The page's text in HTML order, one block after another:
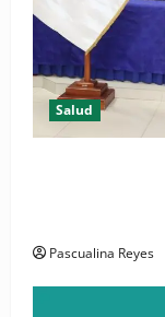
Salud
Pascualina Reyes